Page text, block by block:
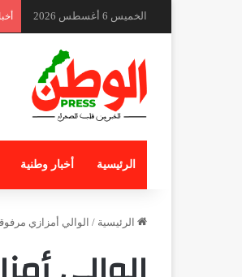
الخميس 6 أغسطس 2026
الرئيسية أخبار وطنية
الرئيسية / الوالي أمزازي